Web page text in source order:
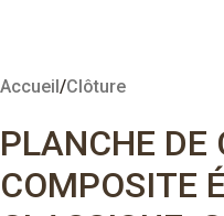
Accueil/Clôture
PLANCHE DE
COMPOSITE